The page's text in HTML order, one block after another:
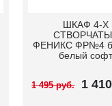
Шкаф 4-x
Феникс
графит\графит
(ручки
1 495 руб. 1